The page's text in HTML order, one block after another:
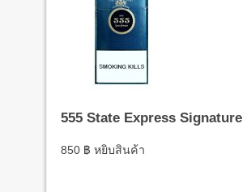
555 State Express Signature
850 ฿ หยิบสินค้า